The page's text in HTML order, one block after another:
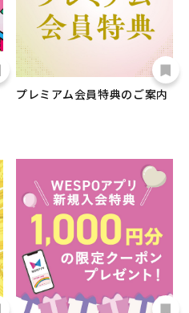
プレミアム会員特典のご案内